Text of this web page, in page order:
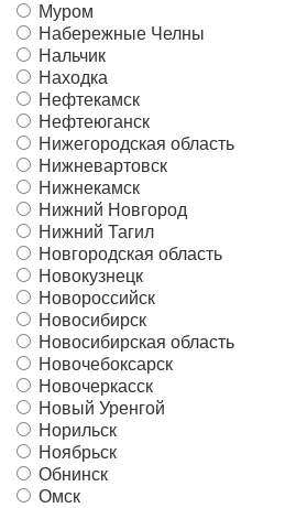
Муром
Набережные Челны
Нальчик
Находка
Нефтекамск
Нефтеюганск
Нижегородская область
Нижневартовск
Нижнекамск
Нижний Новгород
Нижний Тагил
Новгородская область
Новокузнецк
Новороссийск
Новосибирск
Новосибирская область
Новочебоксарск
Новочеркасск
Новый Уренгой
Норильск
Ноябрьск
Обнинск
Омск